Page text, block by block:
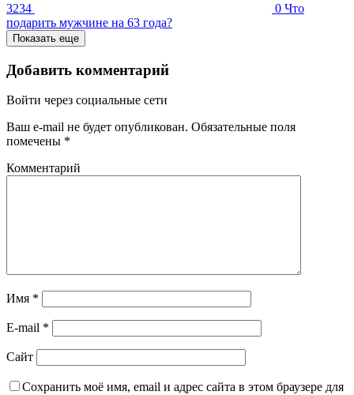
3234 0 Что
подарить мужчине на 63 года?
Показать еще
Добавить комментарий
Войти через социальные сети
Ваш e-mail не будет опубликован. Обязательные поля
помечены *
Комментарий
Имя *
E-mail *
Сайт
Сохранить моё имя, email и адрес сайта в этом браузере для